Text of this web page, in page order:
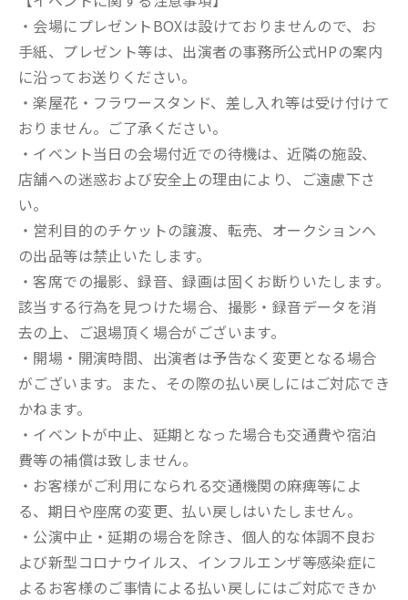
・会場にプレゼントBOXは設けておりませんので、お
手紙、プレゼント等は、出演者の事務所公式HPの案内
に沿ってお送りください。
・楽屋花・フラワースタンド、差し入れ等は受け付けて
おりません。ご了承ください。
・イベント当日の会場付近での待機は、近隣の施設、
店舗への迷惑および安全上の理由により、ご遠慮下さ
い。
・営利目的のチケットの譲渡、転売、オークションへ
の出品等は禁止いたします。
・客席での撮影、録音、録画は固くお断りいたします。
該当する行為を見つけた場合、撮影・録音データを消
去の上、ご退場頂く場合がございます。
・開場・開演時間、出演者は予告なく変更となる場合
がございます。また、その際の払い戻しにはご対応でき
かねます。
・イベントが中止、延期となった場合も交通費や宿泊
費等の補償は致しません。
・お客様がご利用になられる交通機関の麻痺等によ
る、期日や座席の変更、払い戻しはいたしません。
・公演中止・延期の場合を除き、個人的な体調不良お
よび新型コロナウイルス、インフルエンザ等感染症に
よるお客様のご事情による払い戻しにはご対応できか